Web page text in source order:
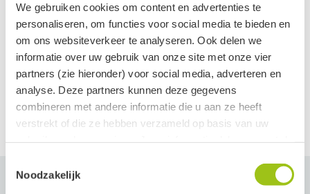
We gebruiken cookies om content en advertenties te
personaliseren, om functies voor social media te bieden en
om ons websiteverkeer te analyseren. Ook delen we
informatie over uw gebruik van onze site met onze vier
partners (zie hieronder) voor social media, adverteren en
analyse. Deze partners kunnen deze gegevens
combineren met andere informatie die u aan ze heeft
verstrekt of die ze hebben verzameld op basis van uw
Noodzakelijk
Algemene werking
Deze steen brengt rust in het hoofd en hart, waardoor je stress,
zorgen en negatieve gedachten makkelijker los kunt laten. Hierdoor
ontstaat er een gevoel van harmonie. Als je hooggevoelig bent, dan
zijn de indrukken en energetische aanvallen niet van de lucht. Je
bent de hele dag bezig om jezelf overeind te houden en dit kost
heel veel energie. Je bent na een dag bekaf; deze steen geeft je
Bij emotionele disbalans is deze steen een welkom steuntje in de
Lees meer